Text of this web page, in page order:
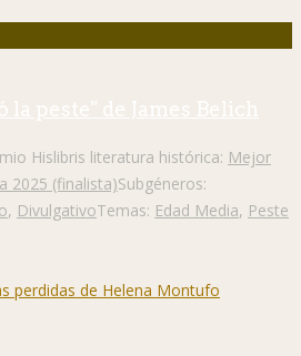
la peste" de James Belich
Hislibris literatura histórica: Mejor
2025 (finalista)Subgéneros:
, DivulgativoTemas: Edad Media, Peste